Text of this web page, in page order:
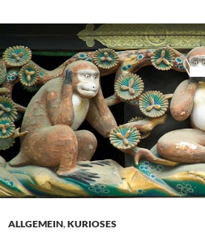
ALLGEMEIN,KURIOSES